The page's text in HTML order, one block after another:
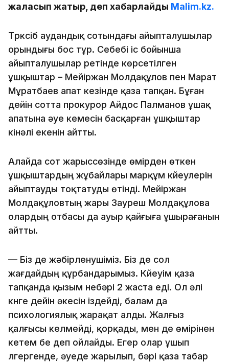
жалғасып жатыр, деп хабарлайды Malim.kz.
Түрксіб аудандық сотындағы айыпталушылар
орындығы бос тұр. Себебі іс бойынша
айыпталушылар ретінде көрсетілген
ұшқыштар – Мейіржан Молдақұлов пен Марат
Мұратбаев апат кезінде қаза тапқан. Бұған
дейін сотта прокурор Айдос Палманов ұшақ
апатына әуе кемесін басқарған ұшқыштар
кінәлі екенін айтты.
Алайда сот жарыссөзінде өмірден өткен
ұшқыштардың жұбайлары марқұм күйеулерін
айыптауды тоқтатуды өтінді. Мейіржан
Молдақұловтың жары Зауреш Молдақұлова
олардың отбасы да ауыр қайғыға ұшырағанын
айтты.
— Біз де жәбірленушіміз. Біз де сол
жағдайдың құрбандарымыз. Күйеуім қаза
тапқанда қызым небәрі 2 жаста еді. Ол әлі
күнге дейін әкесін іздейді, балам да
психологиялық жарақат алды. Жалғыз
қалғысы келмейді, қорқады, мен де өмірінен
кетем бе деп ойлайды. Егер олар ұшып
үлгергенде, әуеде жарылып, бәрі қаза табар